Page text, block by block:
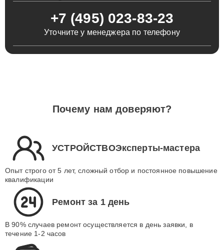
+7 (495) 023-83-23
Уточните у менеджера по телефону
Почему нам доверяют?
УСТРОЙСТВОЭксперты-мастера
Опыт строго от 5 лет, сложный отбор и постоянное повышение
квалификации
Ремонт за 1 день
В 90% случаев ремонт осуществляется в день заявки, в
течение 1-2 часов